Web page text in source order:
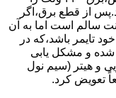
نمایید.ﭘﺲ از ﻗﻄﻊ ﺑﺮق،اﮔﺮ
ﺳﺎﻟﻢ است اما ﺑﻪ آن
ﺗﺎﯾﻤﺮ باشد،ﮐﻪ در
شده و مشکل یابی
و ﻫﯿﺘﺮ (سیم ﻧﻮل
ﺗﻌﻮﯾﺾ کرد.